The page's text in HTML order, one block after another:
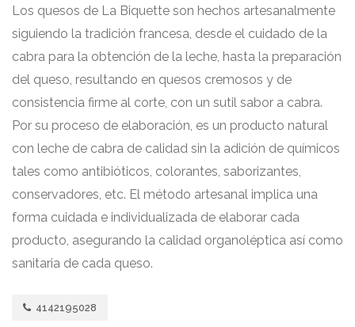
Los quesos de La Biquette son hechos artesanalmente
siguiendo la tradición francesa, desde el cuidado de la
cabra para la obtención de la leche, hasta la preparación
del queso, resultando en quesos cremosos y de
consistencia firme al corte, con un sutil sabor a cabra.
Por su proceso de elaboración, es un producto natural
con leche de cabra de calidad sin la adición de químicos
tales como antibióticos, colorantes, saborizantes,
conservadores, etc. El método artesanal implica una
forma cuidada e individualizada de elaborar cada
producto, asegurando la calidad organoléptica así como
sanitaria de cada queso.
4142195028